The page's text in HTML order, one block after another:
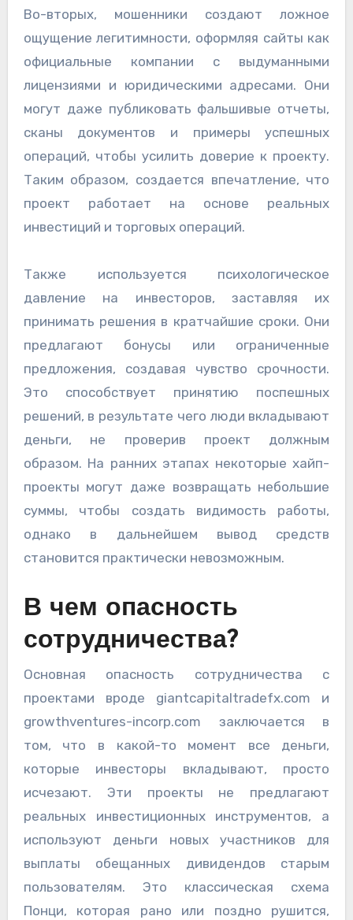
Во-вторых, мошенники создают ложное
ощущение легитимности, оформляя сайты как
официальные компании с выдуманными
лицензиями и юридическими адресами. Они
могут даже публиковать фальшивые отчеты,
сканы документов и примеры успешных
операций, чтобы усилить доверие к проекту.
Таким образом, создается впечатление, что
проект работает на основе реальных
инвестиций и торговых операций.
Также используется психологическое
давление на инвесторов, заставляя их
принимать решения в кратчайшие сроки. Они
предлагают бонусы или ограниченные
предложения, создавая чувство срочности.
Это способствует принятию поспешных
решений, в результате чего люди вкладывают
деньги, не проверив проект должным
образом. На ранних этапах некоторые хайп-
проекты могут даже возвращать небольшие
суммы, чтобы создать видимость работы,
однако в дальнейшем вывод средств
становится практически невозможным.
В чем опасность
сотрудничества?
Основная опасность сотрудничества с
проектами вроде giantcapitaltradefx.com и
growthventures-incorp.com заключается в
том, что в какой-то момент все деньги,
которые инвесторы вкладывают, просто
исчезают. Эти проекты не предлагают
реальных инвестиционных инструментов, а
используют деньги новых участников для
выплаты обещанных дивидендов старым
пользователям. Это классическая схема
Понци, которая рано или поздно рушится,